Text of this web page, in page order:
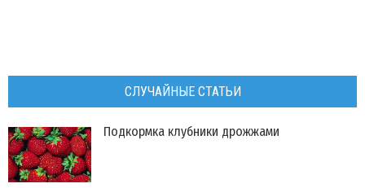
СЛУЧАЙНЫЕ СТАТЬИ
Подкормка клубники дрожжами